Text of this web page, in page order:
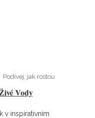
Vody
Podívej, jak rostou
v inspirativním